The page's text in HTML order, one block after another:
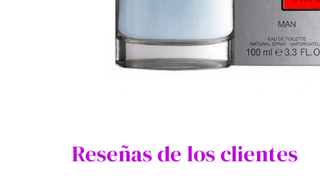
Reseñas de los clientes